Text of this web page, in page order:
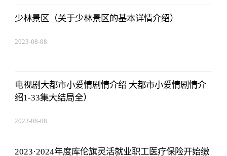
少林景区（关于少林景区的基本详情介绍）
2023-08-08
电视剧大都市小爱情剧情介绍 大都市小爱情剧情介
绍1-33集大结局全）
2023-08-08
2023·2024年度库伦旗灵活就业职工医疗保险开始缴